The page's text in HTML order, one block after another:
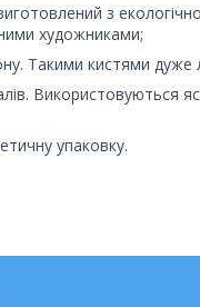
з
художниками;
Такими кистями
Використовуються
упаковку.